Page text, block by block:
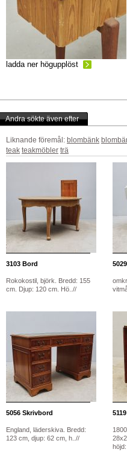
ladda ner högupplöst
Andra sökte även efter
Liknande föremål: blombänk
teak teakmöbler trä
3103 Bord
Rokokostil, björk. Bredd: 155
cm. Djup: 120 cm. Hö..//
5029
5056 Skrivbord
England, läderskiva. Bredd:
123 cm, djup: 62 cm, h..//
5119